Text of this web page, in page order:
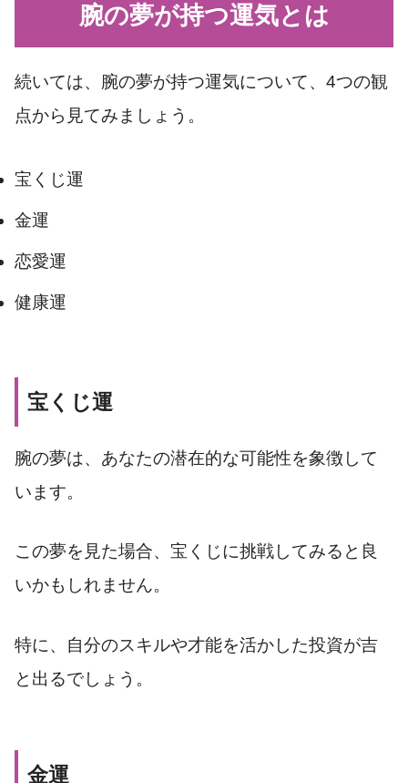
腕の夢が持つ運気とは
続いては、腕の夢が持つ運気について、4つの観
点から見てみましょう。
宝くじ運
金運
恋愛運
健康運
宝くじ運
腕の夢は、あなたの潜在的な可能性を象徴して
います。
この夢を見た場合、宝くじに挑戦してみると良
いかもしれません。
特に、自分のスキルや才能を活かした投資が吉
と出るでしょう。
金運